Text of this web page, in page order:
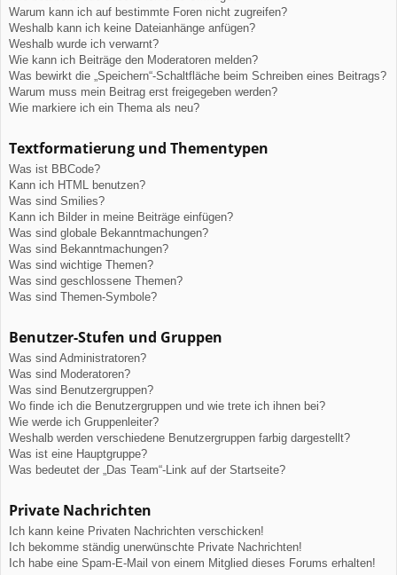
Warum kann ich auf bestimmte Foren nicht zugreifen?
Weshalb kann ich keine Dateianhänge anfügen?
Weshalb wurde ich verwarnt?
Wie kann ich Beiträge den Moderatoren melden?
Was bewirkt die „Speichern“-Schaltfläche beim Schreiben eines Beitrags?
Warum muss mein Beitrag erst freigegeben werden?
Wie markiere ich ein Thema als neu?
Textformatierung und Thementypen
Was ist BBCode?
Kann ich HTML benutzen?
Was sind Smilies?
Kann ich Bilder in meine Beiträge einfügen?
Was sind globale Bekanntmachungen?
Was sind Bekanntmachungen?
Was sind wichtige Themen?
Was sind geschlossene Themen?
Was sind Themen-Symbole?
Benutzer-Stufen und Gruppen
Was sind Administratoren?
Was sind Moderatoren?
Was sind Benutzergruppen?
Wo finde ich die Benutzergruppen und wie trete ich ihnen bei?
Wie werde ich Gruppenleiter?
Weshalb werden verschiedene Benutzergruppen farbig dargestellt?
Was ist eine Hauptgruppe?
Was bedeutet der „Das Team“-Link auf der Startseite?
Private Nachrichten
Ich kann keine Privaten Nachrichten verschicken!
Ich bekomme ständig unerwünschte Private Nachrichten!
Ich habe eine Spam-E-Mail von einem Mitglied dieses Forums erhalten!